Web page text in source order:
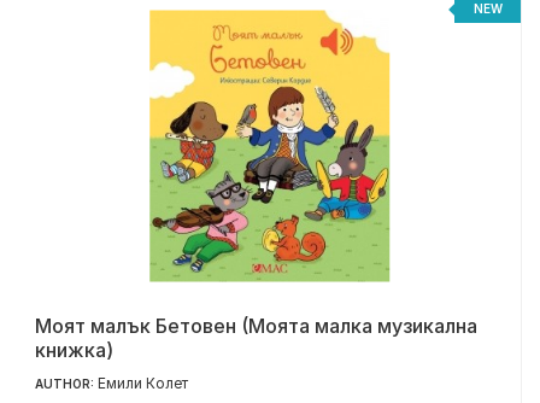
NEW
Моят малък Бетовен (Моята малка музикална
книжка)
AUTHOR: Емили Колет